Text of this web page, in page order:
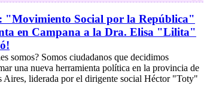
"Movimiento Social por la República"
en Campana a la Dra. Elisa "Lilita"
somos? Somos ciudadanos que decidimos
una nueva herramienta política en la provincia de
Aires, liderada por el dirigente social Héctor "Toty"